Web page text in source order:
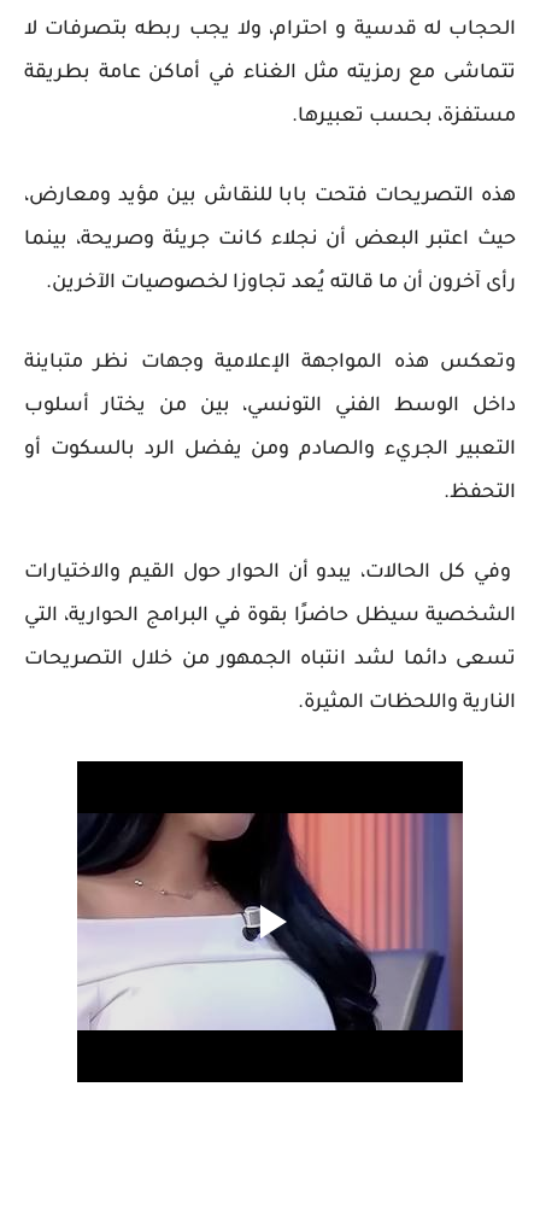
الحجاب له قدسية و احترام، ولا يجب ربطه بتصرفات لا
تتماشى مع رمزيته مثل الغناء في أماكن عامة بطريقة
مستفزة، بحسب تعبيرها.
هذه التصريحات فتحت بابا للنقاش بين مؤيد ومعارض،
حيث اعتبر البعض أن نجلاء كانت جريئة وصريحة، بينما
رأى آخرون أن ما قالته يُعد تجاوزا لخصوصيات الآخرين.
وتعكس هذه المواجهة الإعلامية وجهات نظر متباينة
داخل الوسط الفني التونسي، بين من يختار أسلوب
التعبير الجريء والصادم ومن يفضل الرد بالسكوت أو
التحفظ.
وفي كل الحالات، يبدو أن الحوار حول القيم والاختيارات
الشخصية سيظل حاضرًا بقوة في البرامج الحوارية، التي
تسعى دائما لشد انتباه الجمهور من خلال التصريحات
النارية واللحظات المثيرة.